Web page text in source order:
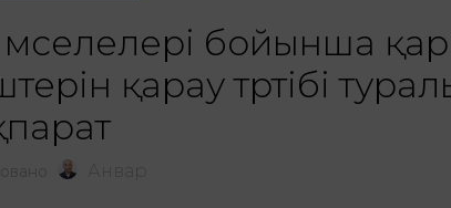
бойынша
қарау тәртібі